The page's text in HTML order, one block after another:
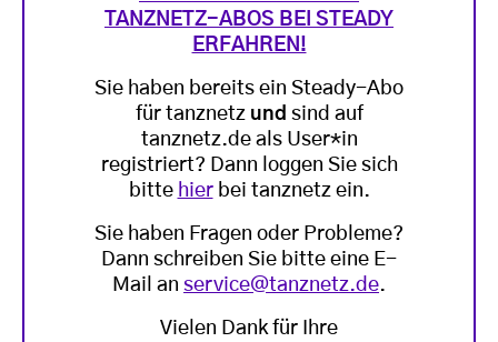
TANZNETZ-ABOS BEI STEADY
ERFAHREN!
Sie haben bereits ein Steady-Abo
für tanznetz und sind auf
tanznetz.de als User*in
registriert? Dann loggen Sie sich
bitte hierbei tanznetz ein.
Sie haben Fragen oder Probleme?
Dann schreiben Sie bitte eine E-
Mail an service@tanznetz.de.
Vielen Dank für Ihre